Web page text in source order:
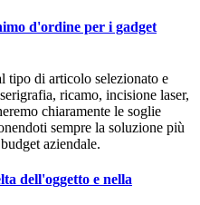
d'ordine per i gadget
tipo di articolo selezionato e
ricamo, incisione laser,
chiaramente le soglie
sempre la soluzione più
aziendale.
dell'oggetto e nella